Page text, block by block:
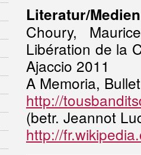
Literatur/Medien
Choury,
Libération de la
Ajaccio 2011
A Memoria,
http://
(betr. Jeannot
http://